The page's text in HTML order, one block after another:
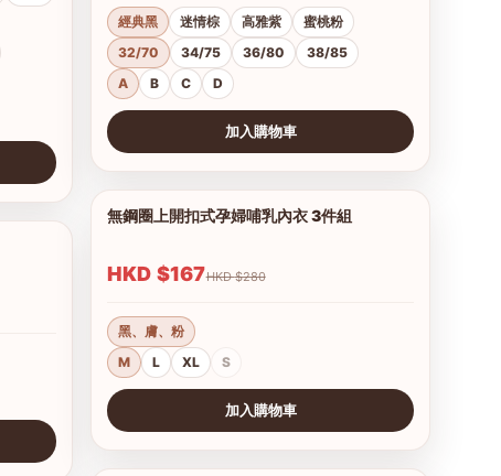
經典黑 迷情棕 高雅紫
蜜桃粉
32/70
34/75 36/80
38/85
A
B C D
加入購物車
無鋼圈上開扣式孕婦哺乳內衣 3件組
HKD $167 HKD $280
黑、膚、粉
M
L XL S
加入購物車